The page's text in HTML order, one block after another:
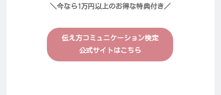
＼今なら1万円以上のお得な特典付き／
伝え方コミュニケーション検定
公式サイトはこちら